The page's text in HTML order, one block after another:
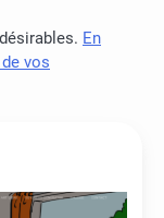
En
vos